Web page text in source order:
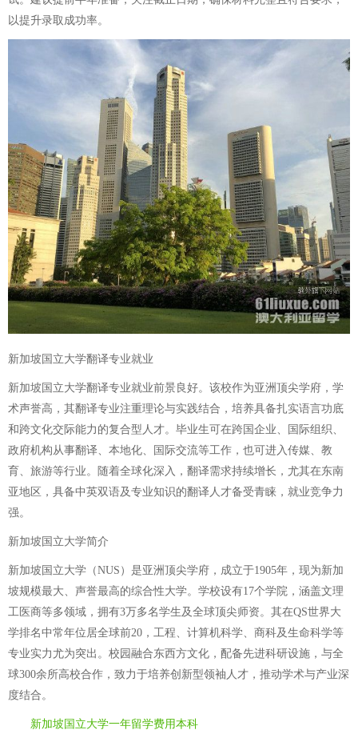
以提升录取成功率。
新加坡国立大学翻译专业就业
新加坡国立大学翻译专业就业前景良好。该校作为亚洲顶尖学府，学
术声誉高，其翻译专业注重理论与实践结合，培养具备扎实语言功底
和跨文化交际能力的复合型人才。毕业生可在跨国企业、国际组织、
政府机构从事翻译、本地化、国际交流等工作，也可进入传媒、教
育、旅游等行业。随着全球化深入，翻译需求持续增长，尤其在东南
亚地区，具备中英双语及专业知识的翻译人才备受青睐，就业竞争力
强。
新加坡国立大学简介
新加坡国立大学（NUS）是亚洲顶尖学府，成立于1905年，现为新加
坡规模最大、声誉最高的综合性大学。学校设有17个学院，涵盖文理
工医商等多领域，拥有3万多名学生及全球顶尖师资。其在QS世界大
学排名中常年位居全球前20，工程、计算机科学、商科及生命科学等
专业实力尤为突出。校园融合东西方文化，配备先进科研设施，与全
球300余所高校合作，致力于培养创新型领袖人才，推动学术与产业深
度结合。
新加坡国立大学一年留学费用本科